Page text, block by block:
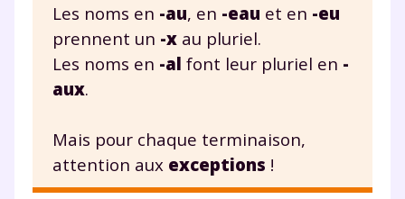
Les noms en -au, en -eau et en -eu
prennent un -x au pluriel.
Les noms en -al font leur pluriel en -
aux.
Mais pour chaque terminaison,
attention aux exceptions !